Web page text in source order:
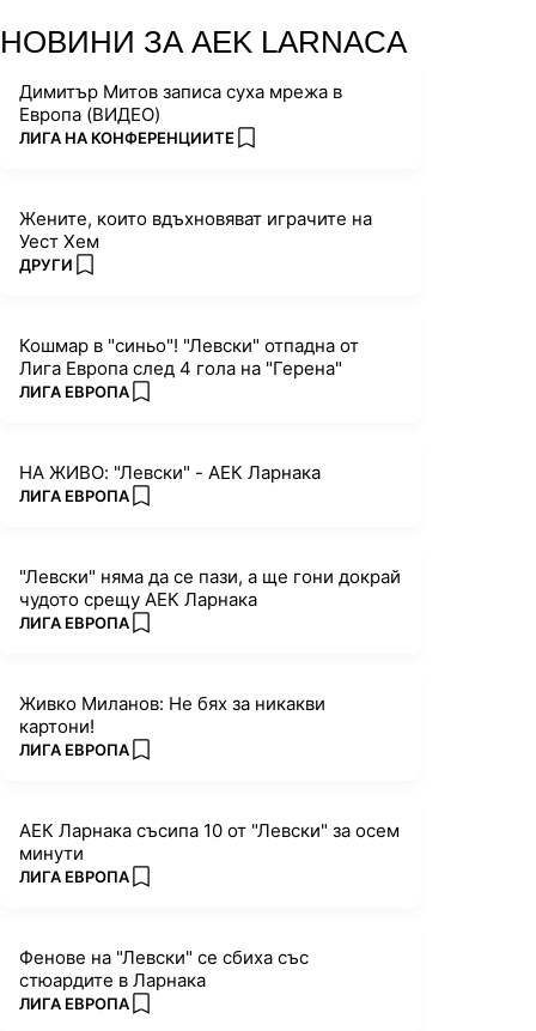
НОВИНИ ЗА AEK LARNACA
Димитър Митов записа суха мрежа в
Европа (ВИДЕО)
ПОВЕЧЕ ОТ
ЛИГА НА КОНФЕРЕНЦИИТЕ add favorites
Жените, които вдъхновяват играчите на
Уест Хем
ПОВЕЧЕ ОТ
ДРУГИ add favorites
Кошмар в "синьо"! "Левски" отпадна от
Лига Европа след 4 гола на "Герена"
ПОВЕЧЕ ОТ
ЛИГА ЕВРОПА add favorites
НА ЖИВО: "Левски" - АЕК Ларнака
ПОВЕЧЕ ОТ
ЛИГА ЕВРОПА add favorites
"Левски" няма да се пази, а ще гони докрай
чудото срещу АЕК Ларнака
ПОВЕЧЕ ОТ
ЛИГА ЕВРОПА add favorites
Живко Миланов: Не бях за никакви
картони!
ПОВЕЧЕ ОТ
ЛИГА ЕВРОПА add favorites
АЕК Ларнака съсипа 10 от "Левски" за осем
минути
ПОВЕЧЕ ОТ
ЛИГА ЕВРОПА add favorites
Фенове на "Левски" се сбиха със
стюардите в Ларнака
ПОВЕЧЕ ОТ
ЛИГА ЕВРОПА add favorites